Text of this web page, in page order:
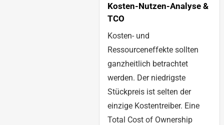
Kosten-Nutzen-Analyse &
TCO
Kosten- und
Ressourceneffekte sollten
ganzheitlich betrachtet
werden. Der niedrigste
Stückpreis ist selten der
einzige Kostentreiber. Eine
Total Cost of Ownership